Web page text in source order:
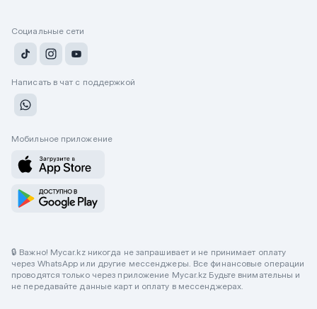
Социальные сети
Написать в чат с поддержкой
Мобильное приложение
🔒 Важно! Mycar.kz никогда не запрашивает и не принимает оплату
через WhatsApp или другие мессенджеры. Все финансовые операции
проводятся только через приложение Mycar.kz Будьте внимательны и
не передавайте данные карт и оплату в мессенджерах.